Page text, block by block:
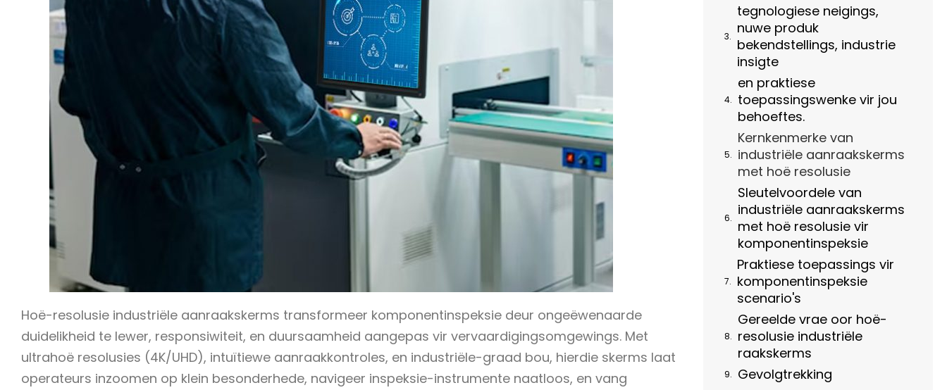
Hoë-resolusie industriële aanraakskerms transformeer komponentinspeksie deur ongeëwenaarde
duidelikheid te lewer, responsiwiteit, en duursaamheid aangepas vir vervaardigingsomgewings. Met
ultrahoë resolusies (4K/UHD), intuïtiewe aanraakkontroles, en industriële-graad bou, hierdie skerms laat
operateurs inzoomen op klein besonderhede, navigeer inspeksie-instrumente naatloos, en vang
tegnologiese neigings,
nuwe produk
bekendstellings, industrie
insigte
en praktiese
toepassingswenke vir jou
behoeftes.
Kernkenmerke van
industriële aanraakskerms
met hoë resolusie
Sleutelvoordele van
industriële aanraakskerms
met hoë resolusie vir
komponentinspeksie
Praktiese toepassings vir
komponentinspeksie
scenario's
Gereelde vrae oor hoë-
resolusie industriële
raakskerms
Gevolgtrekking